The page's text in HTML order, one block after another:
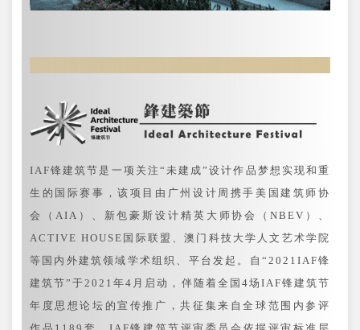
IAF锋建筑节是一项关注“未建成”设计作品梦想实现和重
生的国际赛事，该项目由广州设计周携手美国建筑师协
会（AIA）、新包豪斯设计精英大师协会（NBEV）、
ACTIVE HOUSE国际联盟、澳门科技大学人文艺术学院
等国内外建筑领域学术组织、平台发起。自“2021IAF锋
建筑节”于2021年4月启动，伴随着全国4场IAF锋建筑节
年度思想论坛的宣传推广，共征集来自全球范围内参评